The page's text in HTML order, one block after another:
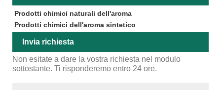
Prodotti chimici naturali dell'aroma
Prodotti chimici dell'aroma sintetico
Invia richiesta
Non esitate a dare la vostra richiesta nel modulo
sottostante. Ti risponderemo entro 24 ore.